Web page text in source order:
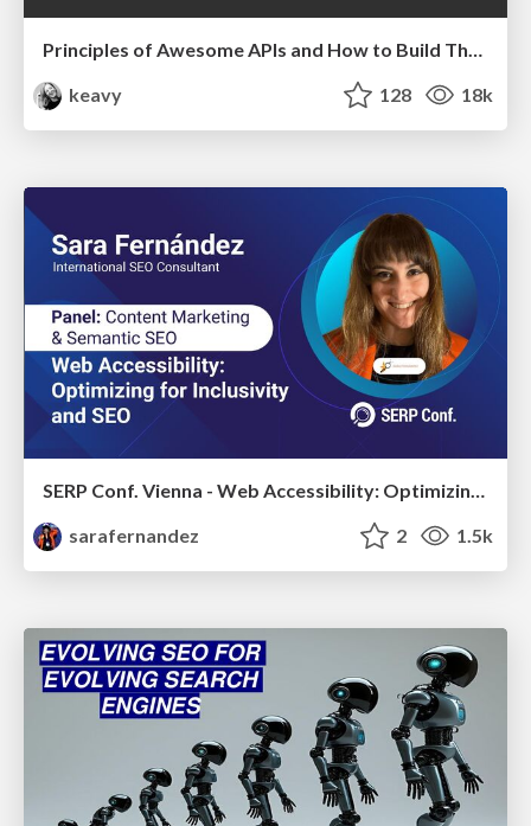
Principles of Awesome APIs and How to Build Them.
keavy
128 18k
SERP Conf. Vienna - Web Accessibility: Optimizing for Inclusivity and SEO
sarafernandez
2 1.5k